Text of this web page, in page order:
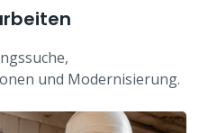
und Modernisierung.